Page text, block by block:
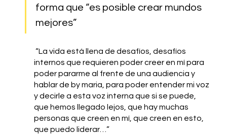
forma que “es posible crear mundos
mejores”
internos que requieren poder creer en mí para
poder pararme al frente de una audiencia y
hablar de by maria, para poder entender mi voz
y decirle a esta voz interna que si se puede,
que hemos llegado lejos, que hay muchas
personas que creen en mí, que creen en esto,
que puedo liderar…”